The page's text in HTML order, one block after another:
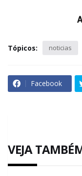
Tópicos: noticias
Facebook
VEJA